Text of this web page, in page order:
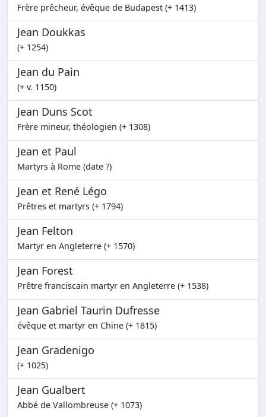
Frère prêcheur, évêque de Budapest (+ 1413)
Jean Doukkas
(+ 1254)
Jean du Pain
(+ v. 1150)
Jean Duns Scot
Frère mineur, théologien (+ 1308)
Jean et Paul
Martyrs à Rome (date ?)
Jean et René Légo
Prêtres et martyrs (+ 1794)
Jean Felton
Martyr en Angleterre (+ 1570)
Jean Forest
Prêtre franciscain martyr en Angleterre (+ 1538)
Jean Gabriel Taurin Dufresse
évêque et martyr en Chine (+ 1815)
Jean Gradenigo
(+ 1025)
Jean Gualbert
Abbé de Vallombreuse (+ 1073)